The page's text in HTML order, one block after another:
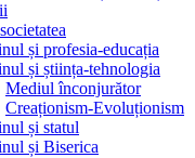
și profesia-educația
și știința-tehnologia
Mediul înconjurător
Creaționism-Evoluționism
și statul
și Biserica